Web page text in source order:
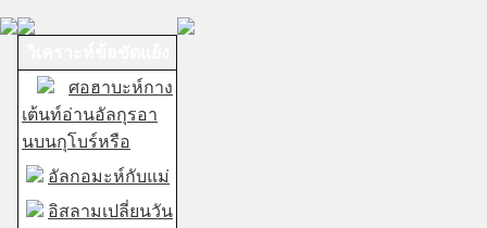
ศอฮาบะห์กาง
เต้นท์อ่านอัลกุรอา
นบนกุโบร์หรือ
อัลกอมะห์กับแม่
อิสลามเปลี่ยนวัน